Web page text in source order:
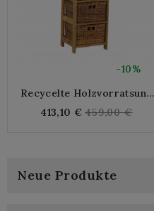
-10%
Recycelte Holzvorratsung
Praktische Pulletuläre
413,10 € Regular
459,00 €
Neue Produkte